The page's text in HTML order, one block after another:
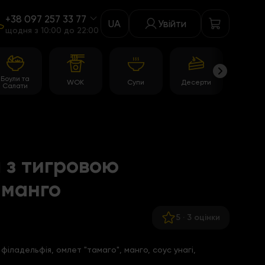
+38 097 257 33 77
щодня з 10:00 до 22:00
UA Увійти
Боули та
Салати
WOK Супи Десерти
з тигровою
5 · 3 оцінки
омлет "тамаго", манго, соус унагі,